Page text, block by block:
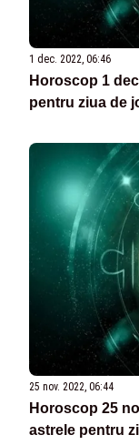
1 dec. 2022, 06:46
Horoscop 1
pentru ziua de
25 nov. 2022, 06:44
Horoscop 25
astrele pentru